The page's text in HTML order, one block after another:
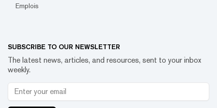
Emplois
SUBSCRIBE TO OUR NEWSLETTER
The latest news, articles, and resources, sent to your inbox
weekly.